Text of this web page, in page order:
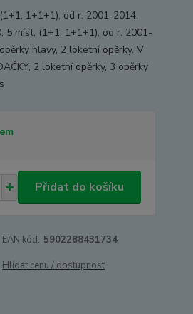
1+1+1), od r. 2001-2014.
5 míst, (1+1, 1+1+1), od r. 2001-
hlavy, 2 loketní opěrky. V
2 loketní opěrky, 3 opěrky
Přidat do košíku
EAN kód: 5902288431734
Hlídat cenu / dostupnost